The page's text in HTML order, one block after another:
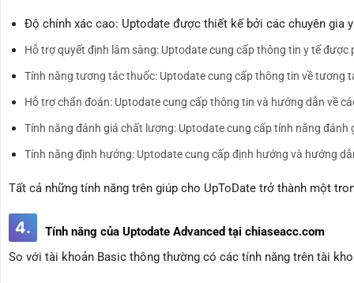
Độ chính xác cao: Uptodate được thiết kế bởi các chuyên gia
Hỗ trợ quyết định lâm sàng: Uptodate cung cấp thông tin y tế
Tính năng tương tác thuốc: Uptodate cung cấp thông tin về tương
Hỗ trợ chẩn đoán: Uptodate cung cấp thông tin và hướng dẫn về
Tính năng đánh giá chất lượng: Uptodate cung cấp tính năng
Tính năng định hướng: Uptodate cung cấp định hướng và hướng
Tất cả những tính năng trên giúp cho UpToDate trở thành một
4.
Tính năng của Uptodate Advanced tại chiaseacc.com
So với tài khoản Basic thông thường có các tính năng trên tài